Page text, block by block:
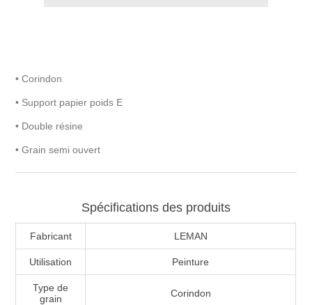
• Corindon
• Support papier poids E
• Double résine
• Grain semi ouvert
Spécifications des produits
Fabricant LEMAN
Utilisation Peinture
Type de
grain
Corindon